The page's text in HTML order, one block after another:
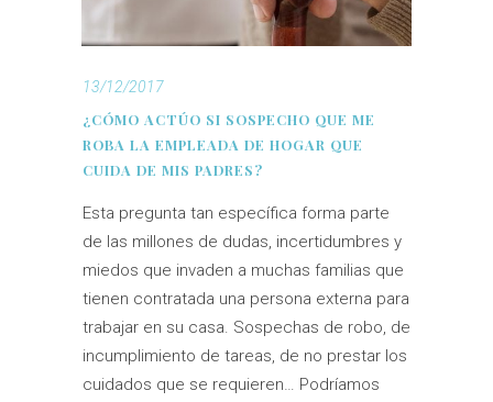
13/12/2017
¿CÓMO ACTÚO SI SOSPECHO QUE ME
ROBA LA EMPLEADA DE HOGAR QUE
CUIDA DE MIS PADRES?
Esta pregunta tan específica forma parte
de las millones de dudas, incertidumbres y
miedos que invaden a muchas familias que
tienen contratada una persona externa para
trabajar en su casa. Sospechas de robo, de
incumplimiento de tareas, de no prestar los
cuidados que se requieren… Podríamos